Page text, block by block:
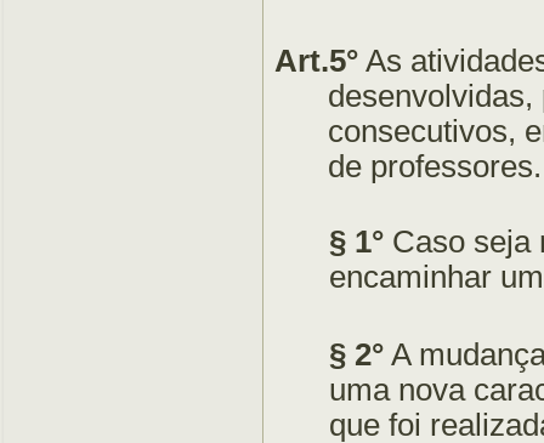
Art.5° As
consecutivos,
de professores.
§ 1° Caso seja
encaminhar
§ 2° A
uma nova
que foi